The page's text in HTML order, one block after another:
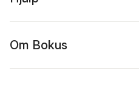
Om Bokus